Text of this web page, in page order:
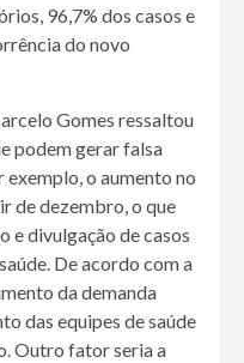
96,7% dos casos e
do novo
Gomes ressaltou
podem gerar falsa
exemplo, o aumento no
de dezembro, o que
e divulgação de casos
De acordo com a
da demanda
das equipes de saúde
Outro fator seria a